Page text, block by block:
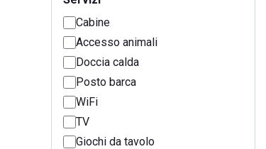
Cabine
Accesso animali
Doccia calda
Posto barca
WiFi
TV
Giochi da tavolo